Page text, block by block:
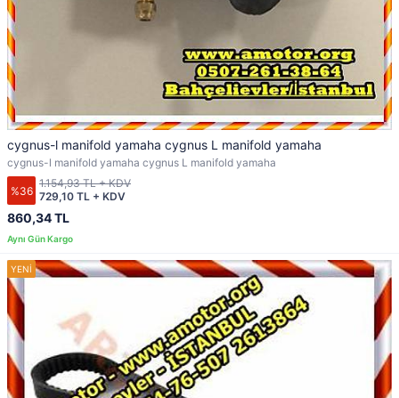
cygnus-l manifold yamaha cygnus L manifold yamaha
cygnus-l manifold yamaha cygnus L manifold yamaha
%36
860,34 TL
729,10 TL + KDV
1.154,93 TL + KDV